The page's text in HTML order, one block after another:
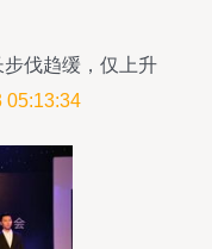
伐趋缓，仅上升
05:13:34